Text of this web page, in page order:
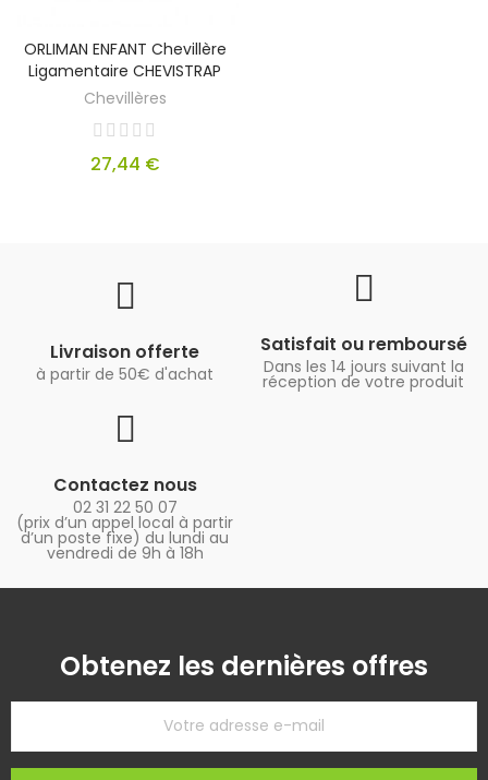
ORLIMAN ENFANT Chevillère
Ligamentaire CHEVISTRAP
Chevillères
27,44 €
Livraison offerte
à partir de 50€ d'achat
Satisfait ou remboursé
Dans les 14 jours suivant la
réception de votre produit
Contactez nous
02 31 22 50 07
(prix d’un appel local à partir
d’un poste fixe) du lundi au
vendredi de 9h à 18h
Obtenez les dernières offres